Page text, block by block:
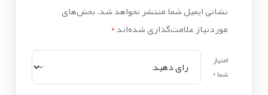
نشانی ایمیل شما منتشر نخواهد شد.بخش‌های
موردنیاز علامت‌گذاری شده‌اند*
امتیاز
شما*